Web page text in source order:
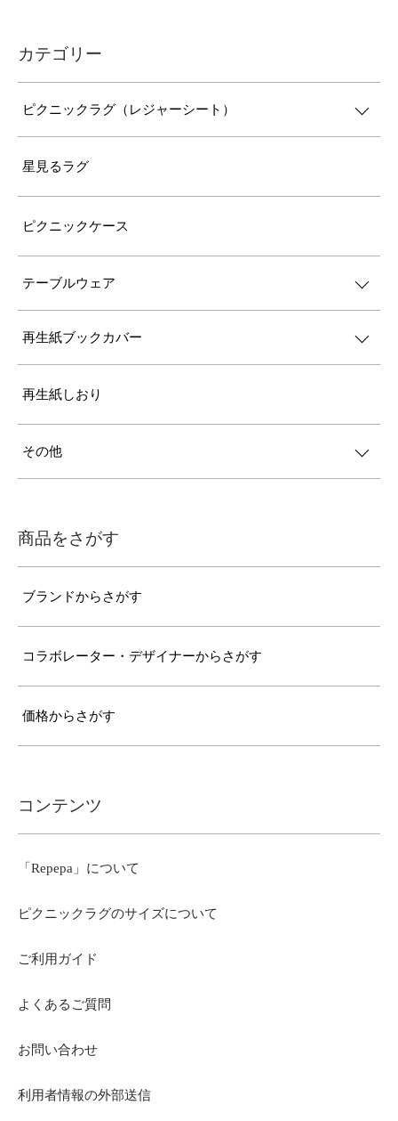
カテゴリー
ピクニックラグ（レジャーシート）
星見るラグ
ピクニックケース
テーブルウェア
再生紙ブックカバー
再生紙しおり
その他
商品をさがす
ブランドからさがす
コラボレーター・デザイナーからさがす
価格からさがす
コンテンツ
「Repepa」について
ピクニックラグのサイズについて
ご利用ガイド
よくあるご質問
お問い合わせ
利用者情報の外部送信